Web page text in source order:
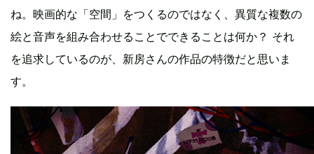
ね。映画的な「空間」をつくるのではなく、異質な複数の
絵と音声を組み合わせることでできることは何か？ それ
を追求しているのが、新房さんの作品の特徴だと思いま
す。